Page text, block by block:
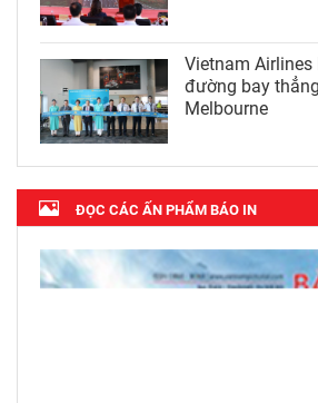
Vietnam
đường bay
Melbourne
ĐỌC CÁC ẤN PHẨM BÁO IN